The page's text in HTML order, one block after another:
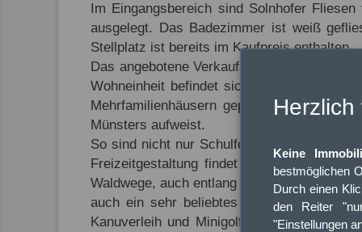
Herzlich
Keine
bestmöglichen
Durch einen
den Reiter
"Einstellungen
Im Eingangsbereich sind Solnhofer
ausgelegt. Das Badezimmer ist weiß
Stellplatz ist bereits im Kaufpreis enthalten.
Das angebotene Verkaufsobjekt liegt im
Wohneinheit befindet sich in einer ruhigen
Mehrfamilienhäusern geprägt ist. Das
Münsters aufweist.
So sind nicht nur Schulformen aller Art
Freizeitgestaltung findet man in der
Waldwege, auch entlang der nahe
auch ein sehr beliebtes Ausflugsziel zum
Kanuverleih und Minigolfbahn erreicht. In